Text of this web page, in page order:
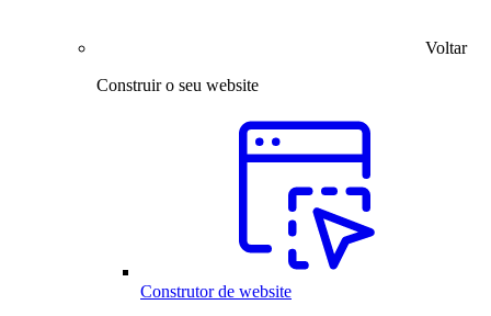
Voltar
Construir o seu website
Construtor de website